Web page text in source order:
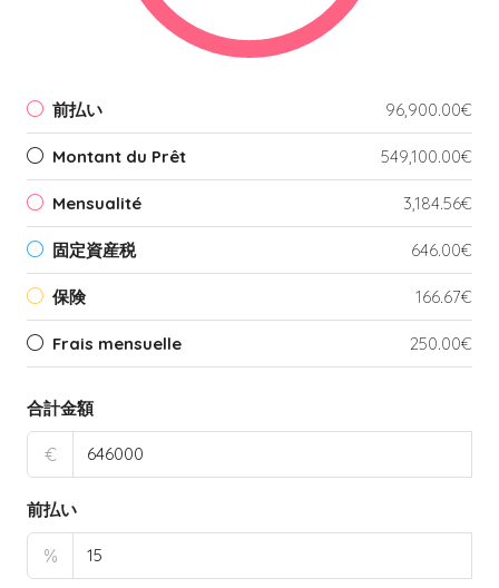
前払い 96,900.00€
Montant du Prêt 549,100.00€
Mensualité 3,184.56€
固定資産税 646.00€
保険 166.67€
Frais mensuelle 250.00€
合計金額
€
前払い
%